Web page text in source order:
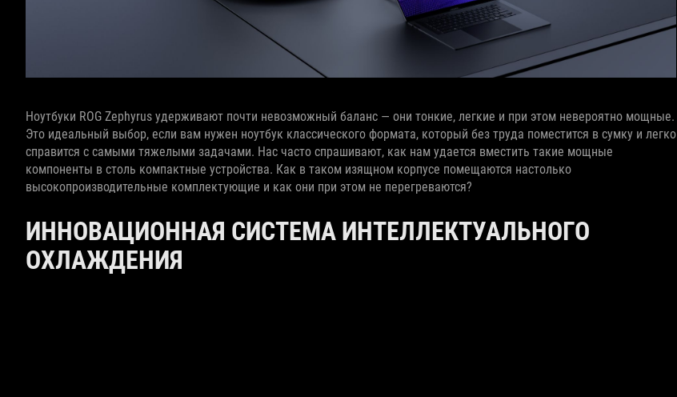
Ноутбуки ROG Zephyrus удерживают почти невозможный баланс — они тонкие, легкие и при этом невероятно мощные.
Это идеальный выбор, если вам нужен ноутбук классического формата, который без труда поместится в сумку и легко
справится с самыми тяжелыми задачами. Нас часто спрашивают, как нам удается вместить такие мощные
компоненты в столь компактные устройства. Как в таком изящном корпусе помещаются настолько
высокопроизводительные комплектующие и как они при этом не перегреваются?
ИННОВАЦИОННАЯ СИСТЕМА ИНТЕЛЛЕКТУАЛЬНОГО
ОХЛАЖДЕНИЯ